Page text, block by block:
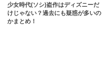
少女時代(ソシ)盗作はディズニーだ
けじゃない？過去にも疑惑が多いの
かまとめ！